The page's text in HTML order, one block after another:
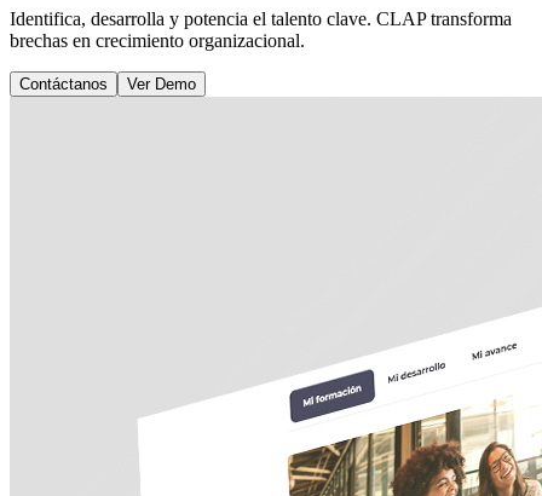
Identifica, desarrolla y potencia el talento clave. CLAP transforma
brechas en crecimiento organizacional.
Contáctanos Ver Demo